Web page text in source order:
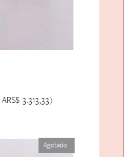
ARS$3.313,33)
Agotado